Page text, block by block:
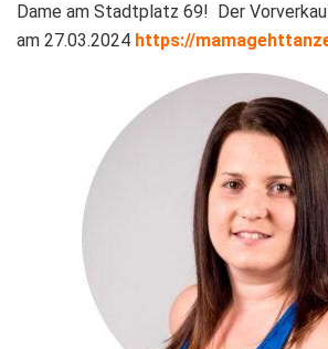
Dame am Stadtplatz 69! Der
am 27.03.2024 https://